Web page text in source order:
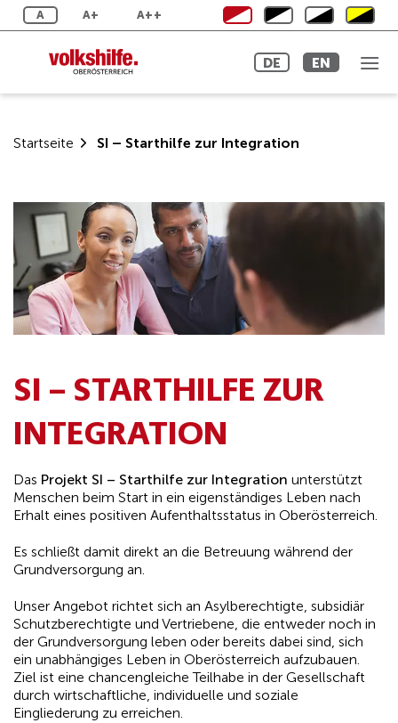
Skip
to
A A+ A++
DE EN
Startseite SI – Starthilfe zur Integration
SI – STARTHILFE ZUR
INTEGRATION
Das Projekt SI – Starthilfe zur Integration unterstützt
Menschen beim Start in ein eigenständiges Leben nach
Erhalt eines positiven Aufenthaltsstatus in Oberösterreich.
Es schließt damit direkt an die Betreuung während der
Grundversorgung an.
Unser Angebot richtet sich an Asylberechtigte, subsidiär
Schutzberechtigte und Vertriebene, die entweder noch in
der Grundversorgung leben oder bereits dabei sind, sich
ein unabhängiges Leben in Oberösterreich aufzubauen.
Ziel ist eine chancengleiche Teilhabe in der Gesellschaft
durch wirtschaftliche, individuelle und soziale
Eingliederung zu erreichen.